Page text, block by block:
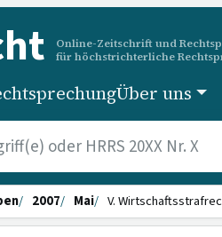
Online-Zeitschrift und
für höchstrichterliche
Über uns
2007 Mai V.